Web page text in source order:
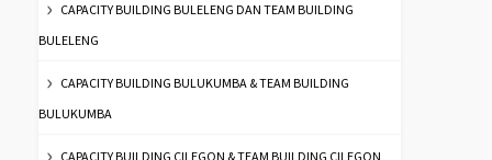
CAPACITY BUILDING BULELENG DAN TEAM BUILDING
BULELENG
CAPACITY BUILDING BULUKUMBA & TEAM BUILDING
BULUKUMBA
CAPACITY BUILDING CILEGON & TEAM BUILDING CILEGON